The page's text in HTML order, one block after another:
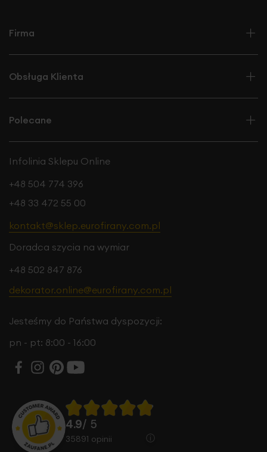
Firma
Obsługa Klienta
Polecane
Infolinia Sklepu Online
+48 504 774 396
+48 33 472 55 00
kontakt@sklep.eurofirany.com.pl
Doradca szycia na wymiar
+48 502 847 876
dekorator.online@eurofirany.com.pl
Jesteśmy do Państwa dyspozycji:
pn - pt: 8:00 - 16:00
4.9/ 5
35891 opinii